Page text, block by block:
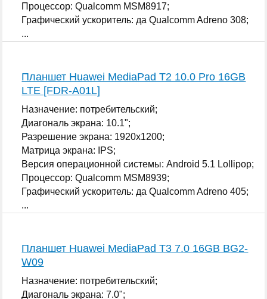
Процессор: Qualcomm MSM8917;
Графический ускоритель: да Qualcomm Adreno 308;
...
Планшет Huawei MediaPad T2 10.0 Pro 16GB
LTE [FDR-A01L]
Назначение: потребительский;
Диагональ экрана: 10.1";
Разрешение экрана: 1920x1200;
Матрица экрана: IPS;
Версия операционной системы: Android 5.1 Lollipop;
Процессор: Qualcomm MSM8939;
Графический ускоритель: да Qualcomm Adreno 405;
...
Планшет Huawei MediaPad T3 7.0 16GB BG2-
W09
Назначение: потребительский;
Диагональ экрана: 7.0";